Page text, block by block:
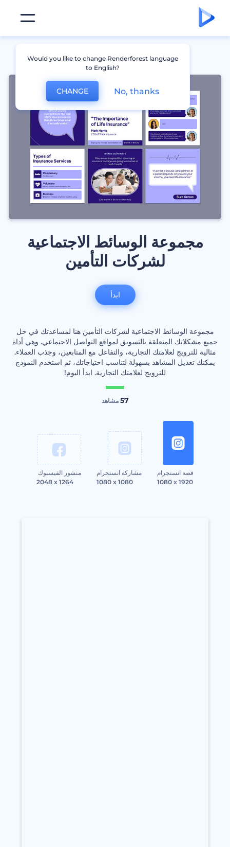
مجموعة الوسائط الاجتماعية
لشركات التأمين
مجموعة الوسائط الاجتماعية لشركات التأمين هنا لمساعدتك في حل
جميع مشكلاتك المتعلقة بالتسويق لمواقع التواصل الاجتماعي. وهي أداة
مثالية للترويج لعلامتك التجارية، والتفاعل مع المتابعين، وجذب العملاء.
يمكنك تعديل المشاهد بسهولة لتناسب احتياجاتك، ثم استخدم النموذج
للترويج لعلامتك التجارية. ابدأ اليوم!
57 مشاهد
قصة انستجرام
1080 x 1920
مشاركة انستجرام
1080 x 1080
منشور الفيسبوك
2048 x 1264
ابدأ
Would you like to change Renderforest language
to English?
CHANGE No, thanks